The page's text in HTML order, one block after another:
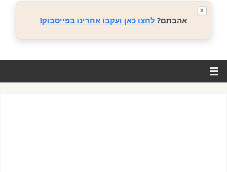
אהבתם? לחצו כאן ועקבו אחרינו בפייסבוק!
X